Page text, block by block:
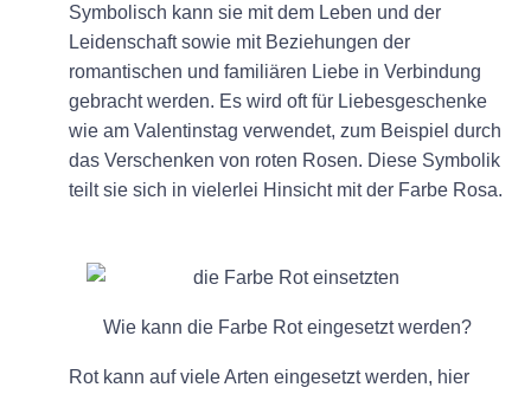
Symbolisch kann sie mit dem Leben und der
Leidenschaft sowie mit Beziehungen der
romantischen und familiären Liebe in Verbindung
gebracht werden. Es wird oft für Liebesgeschenke
wie am Valentinstag verwendet, zum Beispiel durch
das Verschenken von roten Rosen. Diese Symbolik
teilt sie sich in vielerlei Hinsicht mit der Farbe Rosa.
Wie kann die Farbe Rot eingesetzt werden?
Rot kann auf viele Arten eingesetzt werden, hier